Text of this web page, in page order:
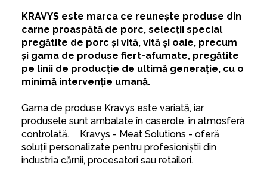
KRAVYS este marca ce reunește produse din
carne proaspătă de porc, selecții special
pregătite de porc și vită, vită și oaie, precum
și gama de produse fiert-afumate, pregătite
pe linii de producție de ultimă generație, cu o
minimă intervenție umană.
Gama de produse Kravys este variată, iar
produsele sunt ambalate în caserole, în atmosferă
controlată. Kravys - Meat Solutions - oferă
soluții personalizate pentru profesioniștii din
industria cărnii, procesatori sau retaileri.